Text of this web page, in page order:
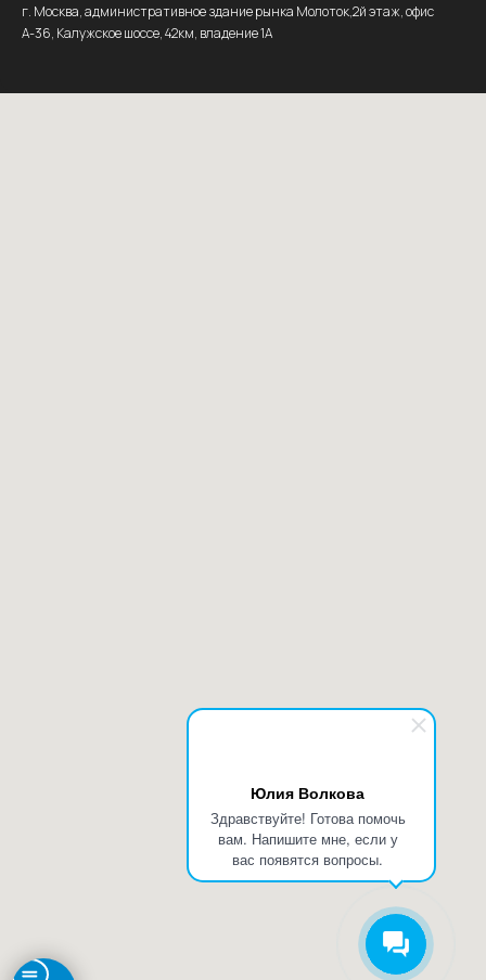
Юлия Волкова
Здравствуйте! Готова помочь
вам. Напишите мне, если у
вас появятся вопросы.
г. Москва, административное здание рынка Молоток,2й этаж, офис
А-36, Калужское шоссе, 42км, владение 1А